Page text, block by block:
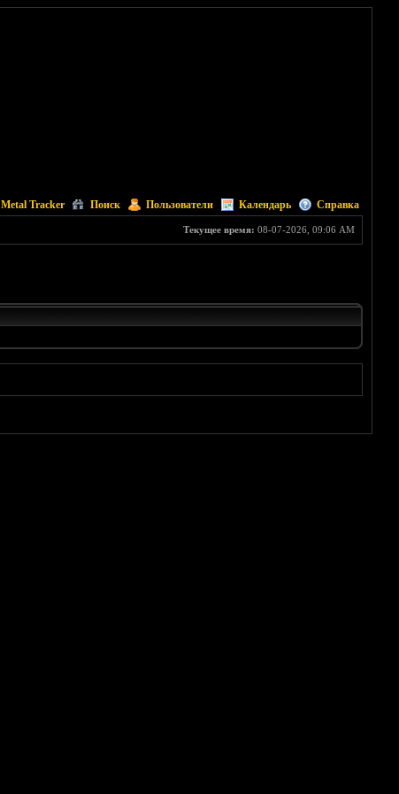
Metal Tracker Поиск Пользователи Календарь Справка
Текущее время: 08-07-2026, 09:06 AM